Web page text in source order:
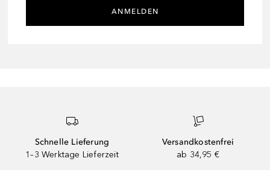
ANMELDEN
Schnelle Lieferung
1–3 Werktage Lieferzeit
Versandkostenfrei
ab 34,95 €